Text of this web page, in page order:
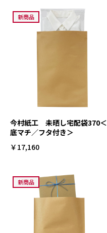
新商品
今村紙工 未晒し宅配袋370＜
底マチ／フタ付き＞
￥17,160
新商品